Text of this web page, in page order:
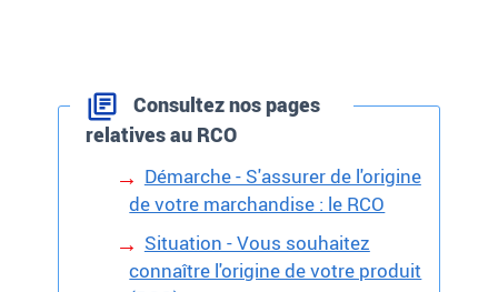
Consultez nos pages
relatives au RCO
Démarche - S'assurer de l'origine
de votre marchandise : le RCO
Situation - Vous souhaitez
connaître l'origine de votre produit